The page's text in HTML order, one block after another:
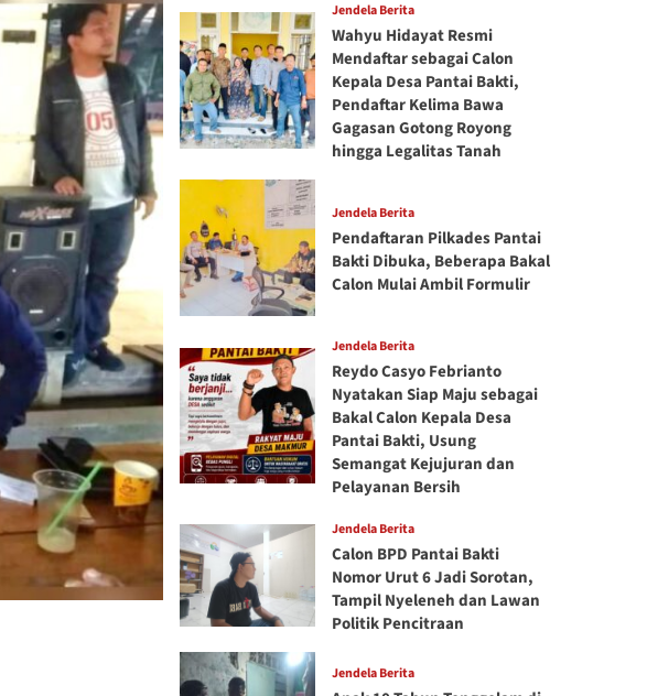
Jendela Berita
Wahyu Hidayat Resmi
Mendaftar sebagai Calon
Kepala Desa Pantai Bakti,
Pendaftar Kelima Bawa
Gagasan Gotong Royong
hingga Legalitas Tanah
Jendela Berita
Pendaftaran Pilkades Pantai
Bakti Dibuka, Beberapa Bakal
Calon Mulai Ambil Formulir
Jendela Berita
Reydo Casyo Febrianto
Nyatakan Siap Maju sebagai
Bakal Calon Kepala Desa
Pantai Bakti, Usung
Semangat Kejujuran dan
Pelayanan Bersih
Jendela Berita
Calon BPD Pantai Bakti
Nomor Urut 6 Jadi Sorotan,
Tampil Nyeleneh dan Lawan
Politik Pencitraan
Jendela Berita